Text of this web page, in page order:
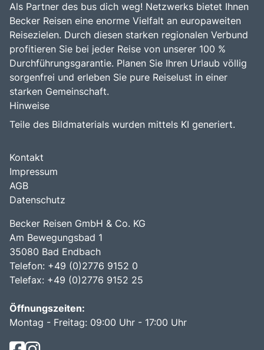
Als Partner des bus dich weg! Netzwerks bietet Ihnen
Becker Reisen eine enorme Vielfalt an europaweiten
Reisezielen. Durch diesen starken regionalen Verbund
profitieren Sie bei jeder Reise von unserer 100 %
Durchführungsgarantie. Planen Sie Ihren Urlaub völlig
sorgenfrei und erleben Sie pure Reiselust in einer
starken Gemeinschaft.
Hinweise
Teile des Bildmaterials wurden mittels KI generiert.
Kontakt
Impressum
AGB
Datenschutz
Becker Reisen GmbH & Co. KG
Am Bewegungsbad 1
35080 Bad Endbach
Telefon: +49 (0)2776 9152 0
Telefax: +49 (0)2776 9152 25
Öffnungszeiten:
Montag - Freitag: 09:00 Uhr - 17:00 Uhr